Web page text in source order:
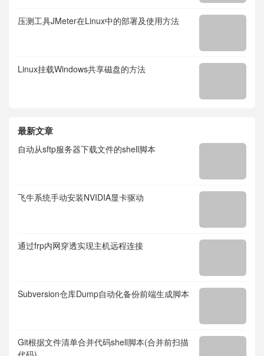
压测工具JMeter在Linux中的部署及使用方法
Linux挂载Windows共享磁盘的方法
最新文章
自动从sftp服务器下载文件的shell脚本
飞牛系统手动安装NVIDIA显卡驱动
通过frp内网穿透实现主机远程连接
Subversion仓库Dump自动化备份前端生成脚本
Git根据文件清单合并代码shell脚本(合并前扫描